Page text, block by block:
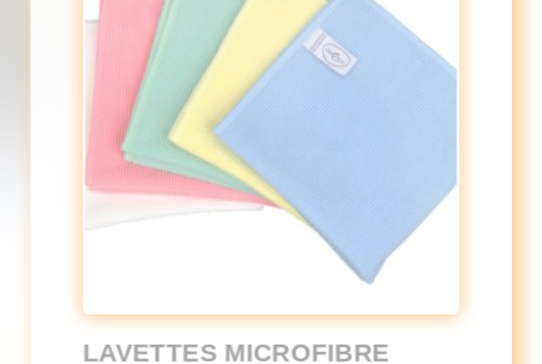
LAVETTES MICROFIBRE